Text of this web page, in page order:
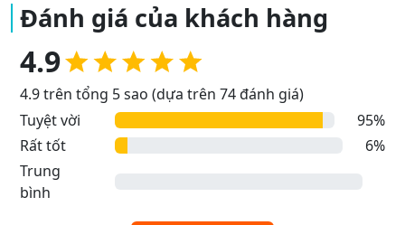
Đánh giá của khách hàng
4.9
4.9 trên tổng 5 sao (dựa trên 74 đánh giá)
Tuyệt vời
95%
Rất tốt
6%
Trung
bình